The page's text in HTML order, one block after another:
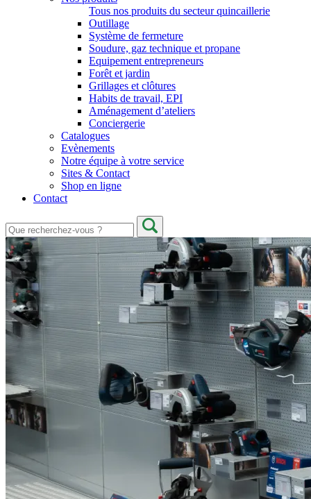
Tous nos produits du secteur quincaillerie
Outillage
Système de fermeture
Soudure, gaz technique et propane
Equipement entrepreneurs
Forêt et jardin
Grillages et clôtures
Habits de travail, EPI
Aménagement d’ateliers
Conciergerie
Catalogues
Evènements
Notre équipe à votre service
Sites & Contact
Shop en ligne
Contact